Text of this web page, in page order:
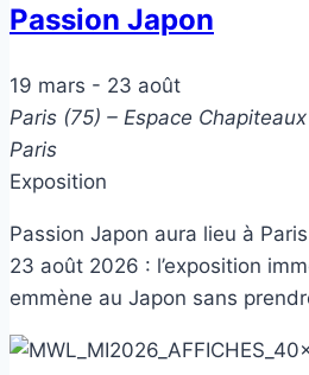
Passion Japon
19 mars - 23 août
Paris (75) – Espace Chapiteaux
Paris
Exposition
Passion Japon aura lieu à
23 août 2026 : l’exposition
emmène au Japon sans